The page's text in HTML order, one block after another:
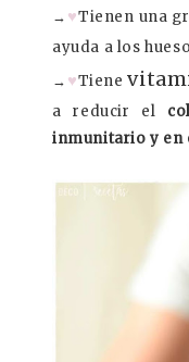
→ ♥Tienen una
ayuda a los
→ ♥Tiene
a reducir el
inmunitario y en